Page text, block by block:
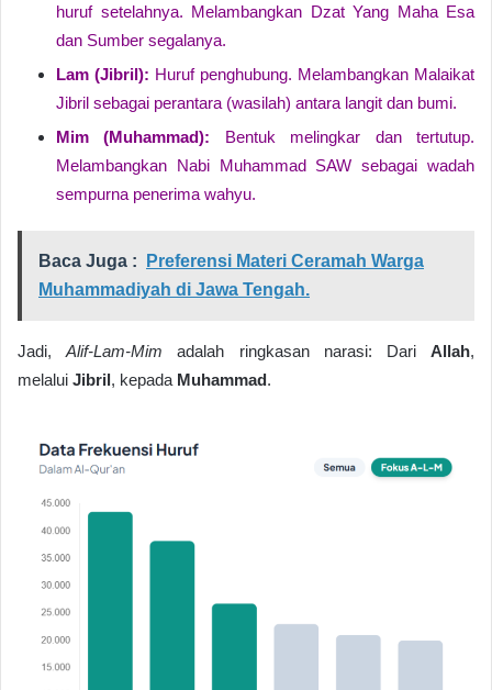
huruf setelahnya. Melambangkan Dzat Yang Maha Esa
dan Sumber segalanya.
Lam (Jibril): Huruf penghubung. Melambangkan Malaikat
Jibril sebagai perantara (wasilah) antara langit dan bumi.
Mim (Muhammad): Bentuk melingkar dan tertutup.
Melambangkan Nabi Muhammad SAW sebagai wadah
sempurna penerima wahyu.
Baca Juga :
Preferensi Materi Ceramah Warga
Muhammadiyah di Jawa Tengah.
Jadi,Alif-Lam-Mim adalah ringkasan narasi: DariAllah,
melalui Jibril, kepada Muhammad.